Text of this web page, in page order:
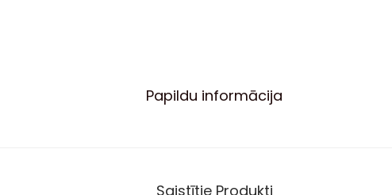
Papildu informācija
Saistītie Produkti